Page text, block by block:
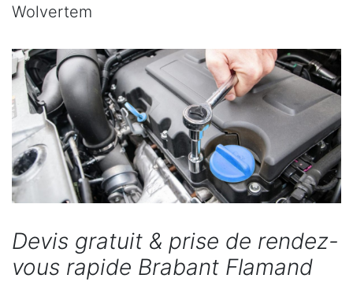
Wolvertem
Devis gratuit & prise de rendez-
vous rapide Brabant Flamand